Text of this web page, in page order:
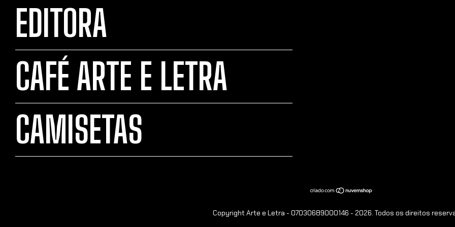
EDITORA
CAFÉ ARTE E LETRA
CAMISETAS
Copyright Arte e Letra - 07030689000146 - 2026. Todos os direitos